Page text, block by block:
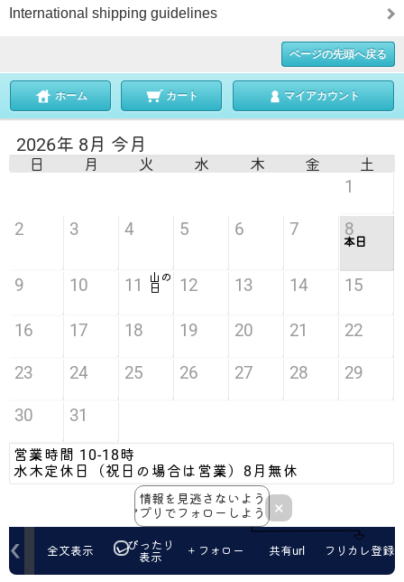
International shipping guidelines
ページの先頭へ戻る
ホーム カート マイアカウント